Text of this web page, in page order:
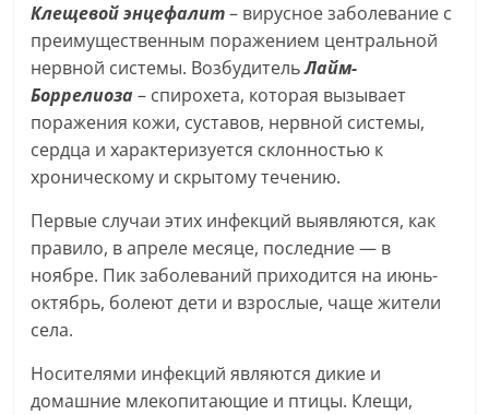
Клещевой энцефалит– вирусное заболевание с
преимущественным поражением центральной
нервной системы. ВозбудительЛайм-
Боррелиоза– спирохета, которая вызывает
поражения кожи, суставов, нервной системы,
сердца и характеризуется склонностью к
хроническому и скрытому течению.
Первые случаи этих инфекций выявляются, как
правило, в апреле месяце, последние — в
ноябре. Пик заболеваний приходится на июнь-
октябрь, болеют дети и взрослые, чаще жители
села.
Носителями инфекций являются дикие и
домашние млекопитающие и птицы. Клещи,